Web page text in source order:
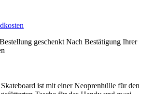
geschenkt Nach Bestätigung Ihrer
ist mit einer Neoprenhülle für den